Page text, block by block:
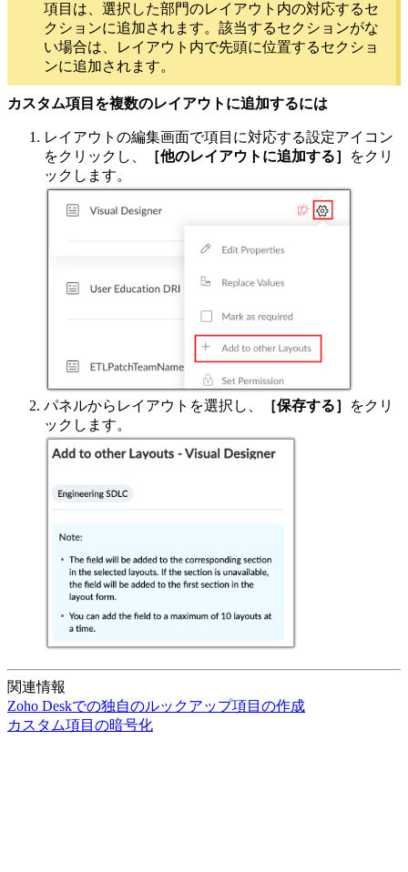
項目は、選択した部門のレイアウト内の対応するセ
クションに追加されます。該当するセクションがな
い場合は、レイアウト内で先頭に位置するセクショ
ンに追加されます。
カスタム項目を複数のレイアウトに追加するには
レイアウトの編集画面で項目に対応する設定アイコン
をクリックし、
［他のレイアウトに追加する］
をクリ
ックします。
パネルからレイアウトを選択し、 ［保存する］
をクリ
ックします。
関連情報
Zoho Deskでの独自のルックアップ項目の作成
カスタム項目の暗号化